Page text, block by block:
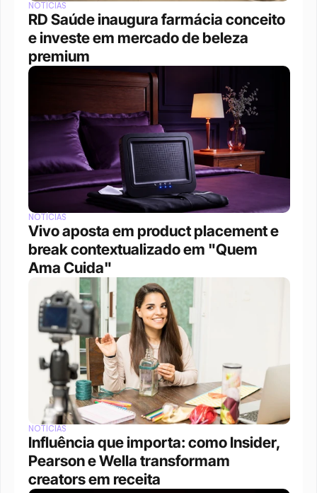
NOTÍCIAS
RD Saúde inaugura farmácia conceito
e investe em mercado de beleza
premium
NOTÍCIAS
Vivo aposta em product placement e
break contextualizado em "Quem
Ama Cuida"
NOTÍCIAS
Influência que importa: como Insider,
Pearson e Wella transformam
creators em receita